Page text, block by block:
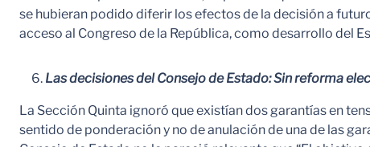
se hubieran podido diferir los efectos de la decisión a
acceso al Congreso de la República, como desarrollo del
Las decisiones del Consejo de Estado: Sin reforma
La Sección Quinta ignoró que existían dos garantías en
sentido de ponderación y no de anulación de una de las